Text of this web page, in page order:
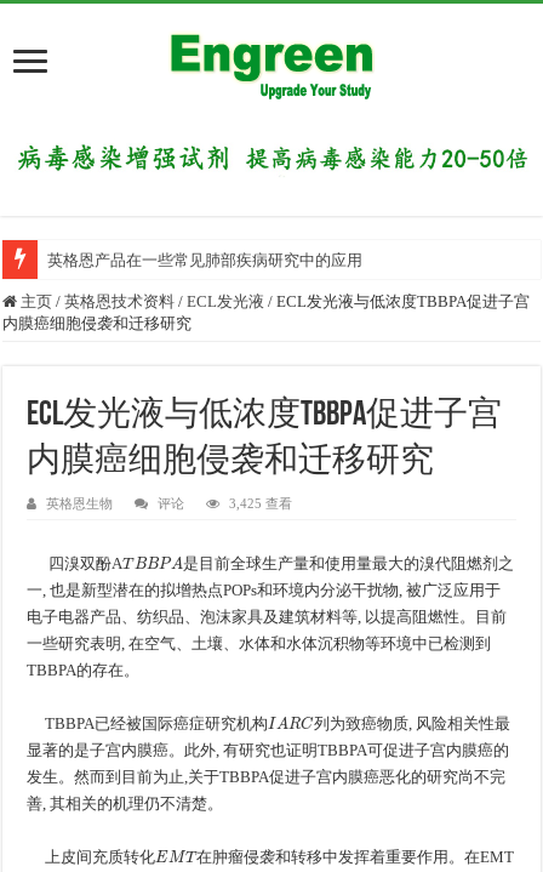
英格恩产品在一些常见肺部疾病研究中的应用
主页 / 英格恩技术资料 / ECL发光液 / ECL发光液与低浓度TBBPA促进子宫
内膜癌细胞侵袭和迁移研究
ECL发光液与低浓度TBBPA促进子宫
内膜癌细胞侵袭和迁移研究
英格恩生物 评论 3,425 查看
四溴双酚ATBBPA
是目前全球生产量和使用量最大的溴代阻燃剂之
一, 也是新型潜在的拟增热点POPs和环境内分泌干扰物, 被广泛应用于
电子电器产品、纺织品、泡沫家具及建筑材料等, 以提高阻燃性。目前
一些研究表明, 在空气、土壤、水体和水体沉积物等环境中已检测到
TBBPA的存在。
TBBPA已经被国际癌症研究机构 IARC 列为致癌物质, 风险相关性最
显著的是子宫内膜癌。此外, 有研究也证明TBBPA可促进子宫内膜癌的
发生。然而到目前为止,关于TBBPA促进子宫内膜癌恶化的研究尚不完
善, 其相关的机理仍不清楚。
上皮间充质转化EM T 在肿瘤侵袭和转移中发挥着重要作用。在EMT